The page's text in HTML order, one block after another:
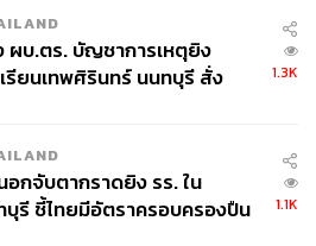
RADICAL CLUB จะเสิร์ฟ
ะวันออกกลางผสมยุโรปและเอเชีย
ร์และ Coffee Cocktail ให้สั่งด้วย
อ
ผบ.ตร. บัญชาการเหตุยิง
รียนเทพศิรินทร์ นนทบุรี สั่ง
1.3K
อกจับตากราดยิง รร. ใน
บุรี ชี้ไทยมีอัตราครอบครองปืน
1.1K